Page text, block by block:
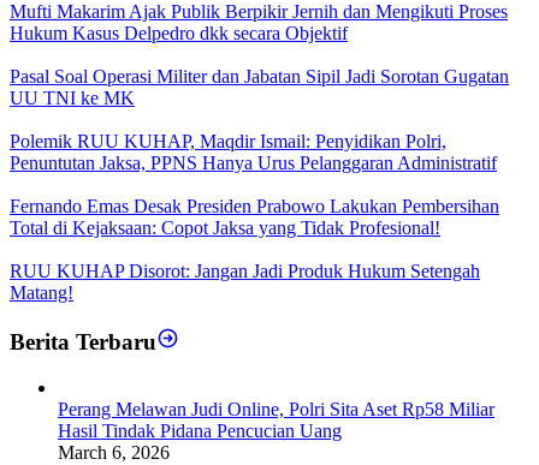
Mufti Makarim Ajak Publik Berpikir Jernih dan Mengikuti Proses
Hukum Kasus Delpedro dkk secara Objektif
Pasal Soal Operasi Militer dan Jabatan Sipil Jadi Sorotan Gugatan
UU TNI ke MK
Polemik RUU KUHAP, Maqdir Ismail: Penyidikan Polri,
Penuntutan Jaksa, PPNS Hanya Urus Pelanggaran Administratif
Fernando Emas Desak Presiden Prabowo Lakukan Pembersihan
Total di Kejaksaan: Copot Jaksa yang Tidak Profesional!
RUU KUHAP Disorot: Jangan Jadi Produk Hukum Setengah
Matang!
Berita Terbaru
Perang Melawan Judi Online, Polri Sita Aset Rp58 Miliar
Hasil Tindak Pidana Pencucian Uang
March 6, 2026